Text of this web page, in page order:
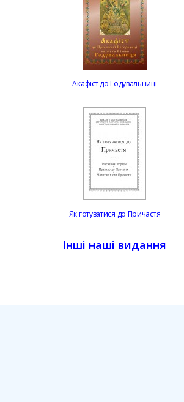
Акафіст до Годувальниці
Як готуватися до Причастя
Інші наші видання